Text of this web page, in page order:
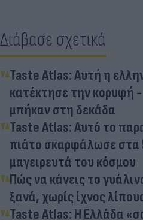
Διάβασε σχετικά
Taste Atlas: Αυτή η
κατέκτησε την κορυφή
μπήκαν στη δεκάδα
Taste Atlas: Αυτό το
πιάτο σκαρφάλωσε στα
μαγειρευτά του κόσμου
Πώς να κάνεις το
ξανά, χωρίς ίχνος
Taste Atlas: Η Ελλάδα